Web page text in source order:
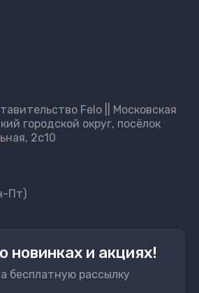
Felo || Московская
городской округ, посёлок
2с10
Пт)
новинках и акциях!
бесплатную рассылку